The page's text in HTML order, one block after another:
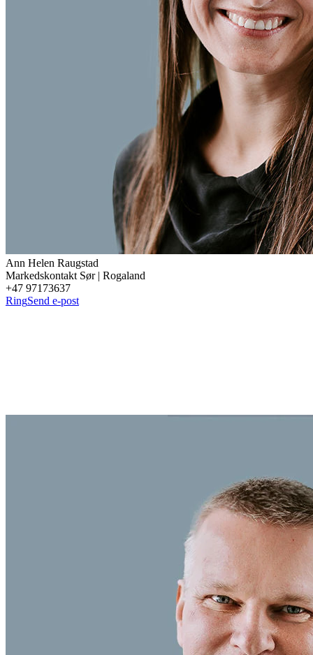
Ann Helen Raugstad
Markedskontakt Sør | Rogaland
+47 97173637
RingSend e-post